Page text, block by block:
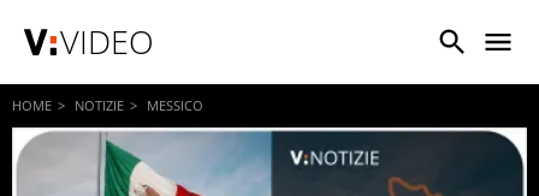
VIDEO
HOME NOTIZIE MESSICO